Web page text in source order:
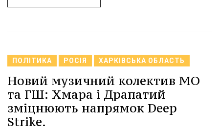
ПОЛІТИКА РОСІЯ ХАРКІВСЬКА ОБЛАСТЬ
Новий музичний колектив МО
та ГШ: Хмара і Драпатий
зміцнюють напрямок Deep
Strike.